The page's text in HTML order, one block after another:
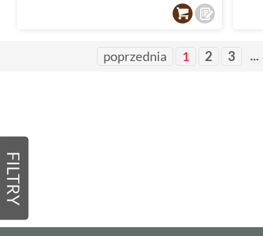
FILTRY
poprzednia 1 2 3 ...